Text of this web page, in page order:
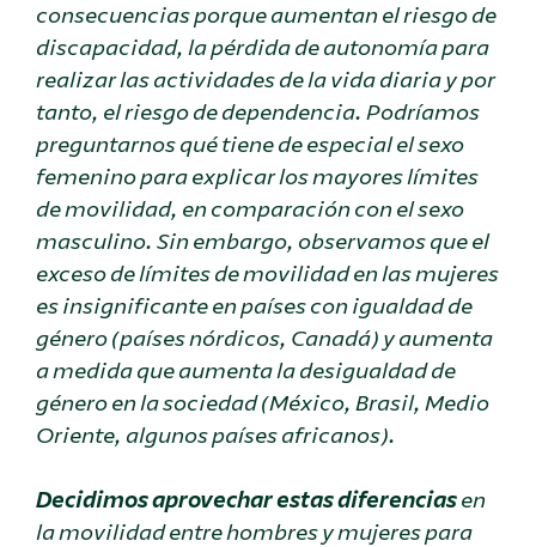
consecuencias porque aumentan el riesgo de
discapacidad, la pérdida de autonomía para
realizar las actividades de la vida diaria y por
tanto, el riesgo de dependencia. Podríamos
preguntarnos qué tiene de especial el sexo
femenino para explicar los mayores límites
de movilidad, en comparación con el sexo
masculino. Sin embargo, observamos que el
exceso de límites de movilidad en las mujeres
es insignificante en países con igualdad de
género (países nórdicos, Canadá) y aumenta
a medida que aumenta la desigualdad de
género en la sociedad (México, Brasil, Medio
Oriente, algunos países africanos).
Decidimos aprovechar estas diferenciasen
la movilidad entre hombres y mujeres para